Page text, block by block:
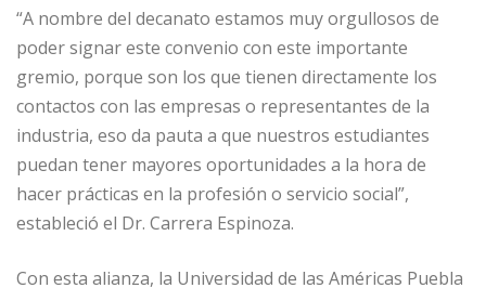
“A nombre del decanato estamos muy orgullosos de
poder signar este convenio con este importante
gremio, porque son los que tienen directamente los
contactos con las empresas o representantes de la
industria, eso da pauta a que nuestros estudiantes
puedan tener mayores oportunidades a la hora de
hacer prácticas en la profesión o servicio social”,
estableció el Dr. Carrera Espinoza.
Con esta alianza, la Universidad de las Américas Puebla